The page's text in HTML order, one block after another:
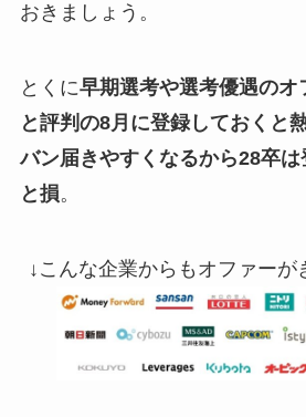
おきましょう。
とくに早期選考や選考優遇のオ
と評判の8月に登録しておくと
バン届きやすくなるから28卒
と損。
↓こんな企業からもオファーが